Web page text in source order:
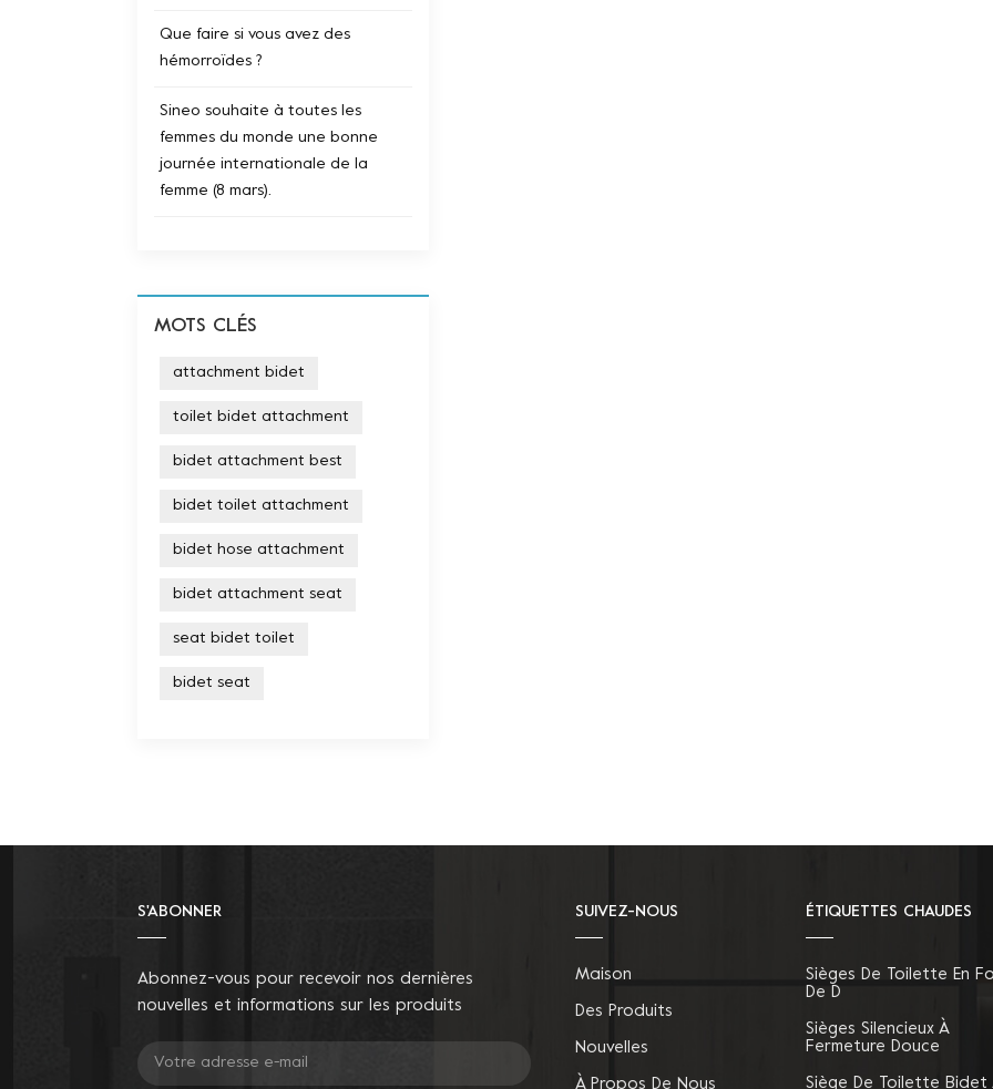
Que faire si vous avez des
hémorroïdes ?
Sineo souhaite à toutes les
femmes du monde une bonne
journée internationale de la
femme (8 mars).
MOTS CLÉS
attachment bidet
toilet bidet attachment
bidet attachment best
bidet toilet attachment
bidet hose attachment
bidet attachment seat
seat bidet toilet
bidet seat
S'ABONNER
Abonnez-vous pour recevoir nos dernières
nouvelles et informations sur les produits
SUIVEZ-NOUS
Maison
Des Produits
Nouvelles
À Propos De Nous
ÉTIQUETTES CHAUDES
Sièges De Toilette En
De D
Sièges Silencieux À
Fermeture Douce
Siège De Toilette Bidet